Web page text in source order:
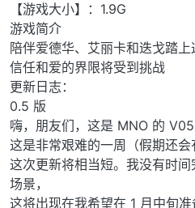
【游戏大小】：1.9G
游戏简介
陪伴爱德华、艾丽卡和迭戈踏上
信任和爱的界限将受到挑战
更新日志：
0.5 版
嗨，朋友们，这是 MNO 的 V05
这是非常艰难的一周（假期还会
这次更新将相当短。我没有时
场景，
这将出现在我希望在 1 月中旬准